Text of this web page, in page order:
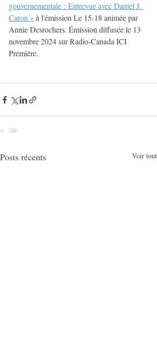
gouvernementale : Entrevue avec Daniel J.
Caron » à l'émission Le 15-18 animée par
Annie Desrochers. Émission diffusée le 13
novembre 2024 sur Radio-Canada ICI
Première.
Posts récents Voir tout